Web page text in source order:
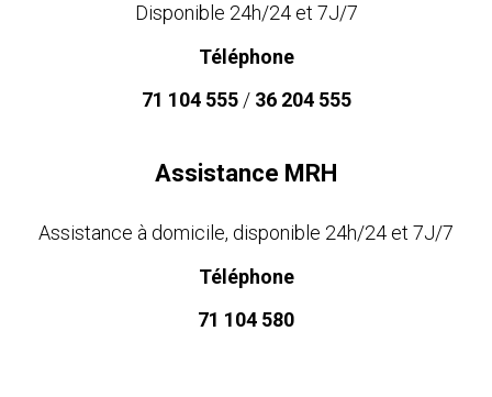
Disponible 24h/24 et 7J/7
Téléphone
71 104 555/ 36 204 555
Assistance MRH
Assistance à domicile, disponible 24h/24 et 7J/7
Téléphone
71 104 580